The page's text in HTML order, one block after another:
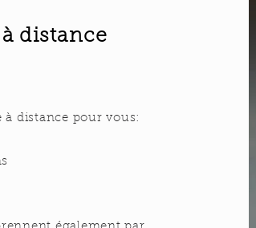
distance
à distance pour vous: